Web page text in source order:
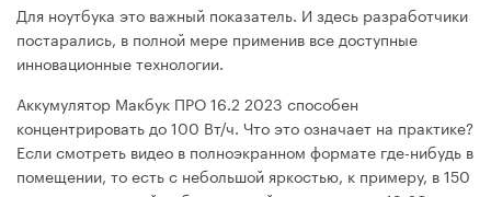
Для ноутбука это важный показатель. И здесь разработчики
постарались, в полной мере применив все доступные
инновационные технологии.
Аккумулятор Макбук ПРО 16.2 2023 способен
концентрировать до 100 Вт/ч. Что это означает на практике?
Если смотреть видео в полноэкранном формате где-нибудь в
помещении, то есть с небольшой яркостью, к примеру, в 150